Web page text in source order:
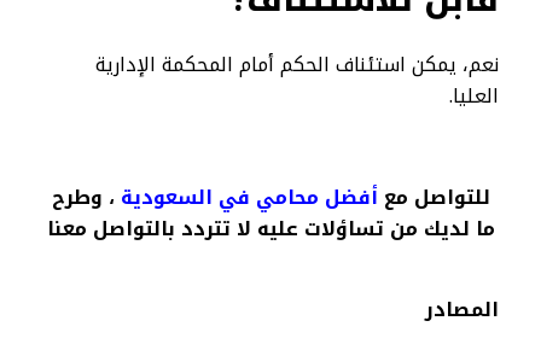
نعم، يمكن استئناف الحكم أمام المحكمة الإدارية
العليا.
للتواصل مع أفضل محامي في السعودية ، وطرح
ما لديك من تساؤلات عليه لا تتردد بالتواصل معنا
المصادر